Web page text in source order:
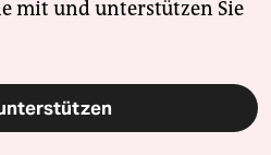
mit und unterstützen Sie